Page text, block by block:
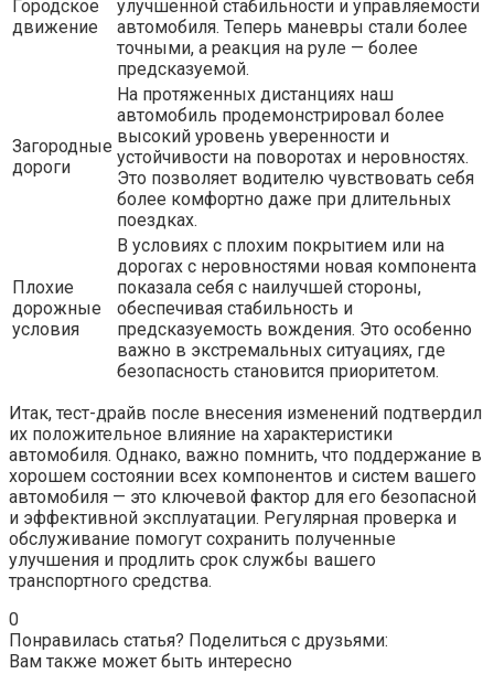
Городское
движение
улучшенной стабильности и управляемости
автомобиля. Теперь маневры стали более
точными, а реакция на руле — более
предсказуемой.
Загородные
дороги
На протяженных дистанциях наш
автомобиль продемонстрировал более
высокий уровень уверенности и
устойчивости на поворотах и неровностях.
Это позволяет водителю чувствовать себя
более комфортно даже при длительных
поездках.
Плохие
дорожные
условия
В условиях с плохим покрытием или на
дорогах с неровностями новая компонента
показала себя с наилучшей стороны,
обеспечивая стабильность и
предсказуемость вождения. Это особенно
важно в экстремальных ситуациях, где
безопасность становится приоритетом.
Итак, тест-драйв после внесения изменений подтвердил
их положительное влияние на характеристики
автомобиля. Однако, важно помнить, что поддержание в
хорошем состоянии всех компонентов и систем вашего
автомобиля — это ключевой фактор для его безопасной
и эффективной эксплуатации. Регулярная проверка и
обслуживание помогут сохранить полученные
улучшения и продлить срок службы вашего
транспортного средства.
0
Понравилась статья? Поделиться с друзьями:
Вам также может быть интересно